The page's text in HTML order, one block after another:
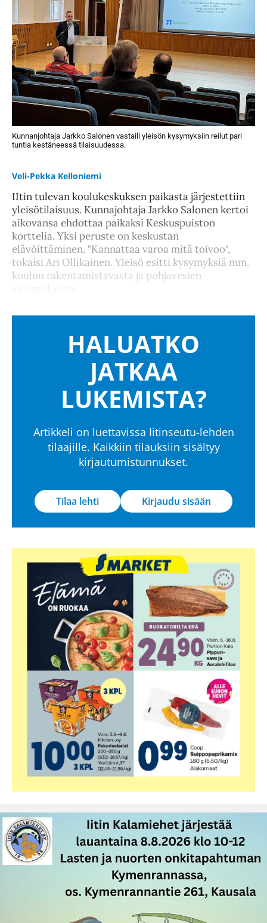
Kunnanjohtaja Jarkko Salonen vastaili yleisön kysymyksiin reilut pari
tuntia kestäneessä tilaisuudessa.
Veli-Pekka Kelloniemi
IItin tulevan koulukeskuksen paikasta järjestettiin
yleisötilaisuus. Kunnajohtaja Jarkko Salonen kertoi
aikovansa ehdottaa paikaksi Keskuspuiston
korttelia. Yksi peruste on keskustan
elävöittäminen. "Kannattaa varoa mitä toivoo",
tokaisi Ari Ollikainen. Yleisö esitti kysymyksiä mm.
koulun rakentamistavasta ja pohjavesien
HALUATKO
JATKAA
LUKEMISTA?
Artikkeli on luettavissa Iitinseutu-lehden
tilaajille. Kaikkiin tilauksiin sisältyy
kirjautumistunnukset.
Tilaa lehti Kirjaudu sisään